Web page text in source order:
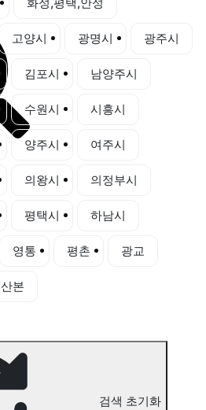
고양시 광명시 광주시
김포시 남양주시
수원시 시흥시
양주시 여주시
의왕시 의정부시
평택시 하남시
영통 평촌 광교
산본
검색 초기화